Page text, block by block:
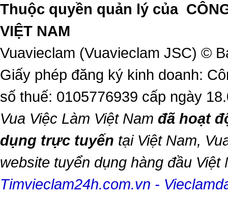
Thuộc quyền quản lý của
VIỆT NAM
Vuavieclam (Vuavieclam JSC) ©
Giấy phép đăng ký kinh doanh:
số thuế: 0105776939 cấp ngày
Vua Việc Làm Việt Nam đã hoạt
dụng trực tuyến tại Việt Nam,
website tuyển dụng hàng đầu
Timvieclam24h.com.vn -